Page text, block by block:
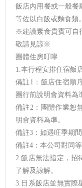
飯店內用餐或一般餐
等佐以白飯或麵食類。
※建議素食貴賓可自
敬請見諒※
團體住房叮嚀
1.本行程安排住宿飯
備註1：飯店住宿順
團行前說明會資料為
備註2：團體作業恕
明會資料為準。
備註3：如遇旺季期
備註4：本公司對同
2.飯店無法指定，招
了解及諒解。
3.日系飯店並無實際